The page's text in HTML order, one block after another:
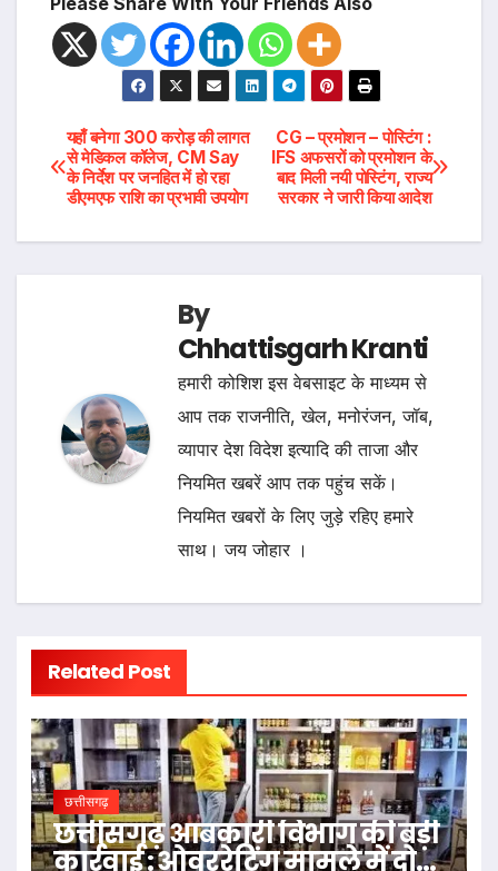
Post
navigation
CG – प्रमोशन – पोस्टिंग :
IFS अफसरों को प्रमोशन के
बाद मिली नयी पोस्टिंग, राज्य
सरकार ने जारी किया आदेश
यहाँ बनेगा 300 करोड़ की लागत
से मेडिकल कॉलेज, CM Say
के निर्देश पर जनहित में हो रहा
डीएमएफ राशि का प्रभावी उपयोग
By
Chhattisgarh Kranti
हमारी कोशिश इस वेबसाइट के माध्यम से
आप तक राजनीति, खेल, मनोरंजन, जॉब,
व्यापार देश विदेश इत्यादि की ताजा और
नियमित खबरें आप तक पहुंच सकें।
नियमित खबरों के लिए जुड़े रहिए हमारे
साथ। जय जोहार ।
Related Post
छत्तीसगढ़
छत्तीसगढ़ आबकारी विभाग की बड़ी
कार्रवाई : ओवररेटिंग मामले में दो